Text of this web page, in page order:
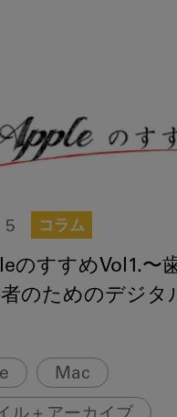
5 コラム
のすすめVol1.〜
のためのデジタ
Mac